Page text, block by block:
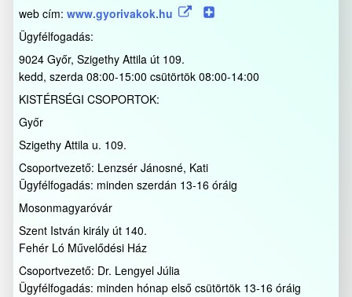
web cím: www.gyorivakok.hu
Ügyfélfogadás:
9024 Győr, Szigethy Attila út 109.
kedd, szerda 08:00-15:00 csütörtök 08:00-14:00
KISTÉRSÉGI CSOPORTOK:
Győr
Szigethy Attila u. 109.
Csoportvezető: Lenzsér Jánosné, Kati
Ügyfélfogadás: minden szerdán 13-16 óráig
Mosonmagyaróvár
Szent István király út 140.
Fehér Ló Művelődési Ház
Csoportvezető: Dr. Lengyel Júlia
Ügyfélfogadás: minden hónap első csütörtök 13-16 óráig